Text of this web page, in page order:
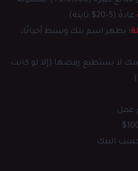
عادةً (5–20$ ثابتة)
يظهر اسم بنك وسيط أحيانًا،
لا يستطيع رفضها (إلا لو كانت